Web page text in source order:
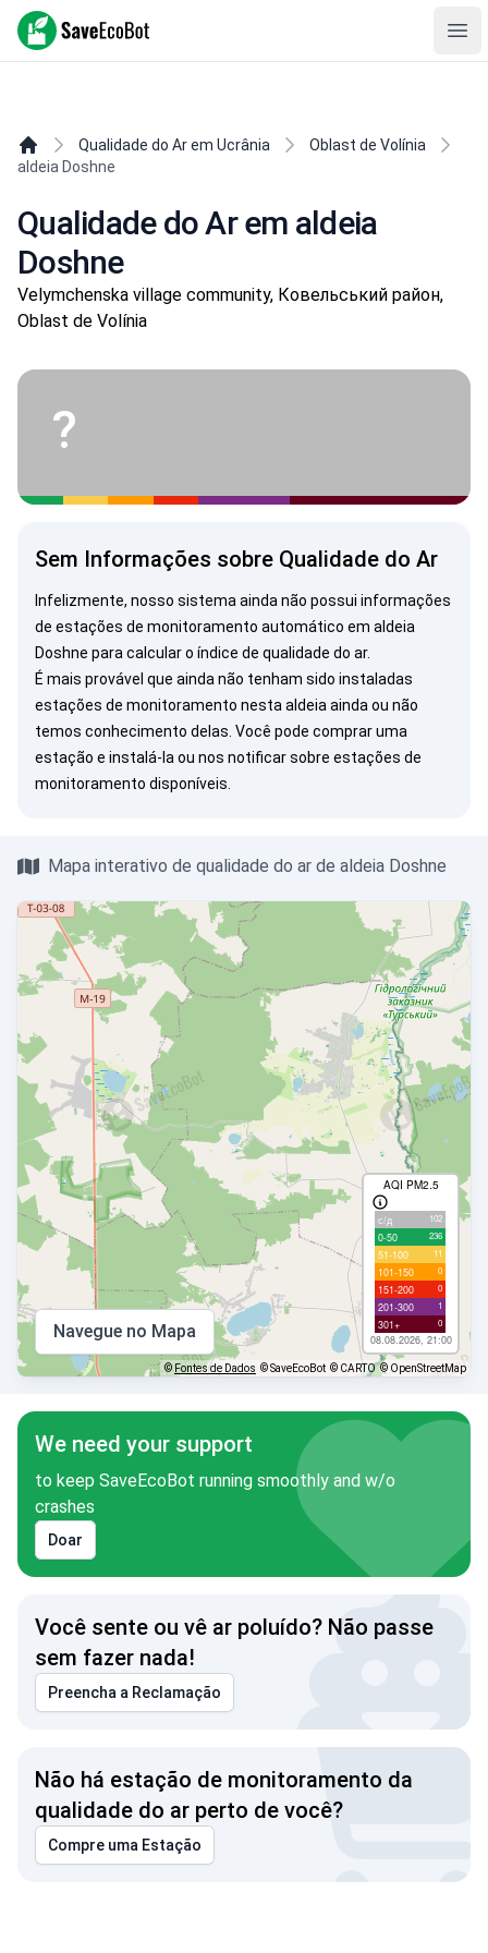
SaveEcoBot
Qualidade do Ar em Ucrânia
Oblast de Volínia
aldeia Doshne
Qualidade do Ar em aldeia
Doshne
Velymchenska village community, Ковельський район,
Oblast de Volínia
?
Sem Informações sobre Qualidade do Ar
Infelizmente, nosso sistema ainda não possui informações
de estações de monitoramento automático em aldeia
Doshne para calcular o índice de qualidade do ar.
É mais provável que ainda não tenham sido instaladas
estações de monitoramento nesta aldeia ainda ou não
temos conhecimento delas. Você pode comprar uma
estação e instalá-la ou nos notificarsobre estações de
monitoramento disponíveis.
Mapa interativo de qualidade do ar de aldeia Doshne
AQI PM2.5
с/д 102
0-50 236
51-100 11
101-150 0
151-200 0
201-300 1
301+ 0
08.08.2026, 21:00
Navegue no Mapa
© Fontes de Dados © SaveEcoBot © CARTO © OpenStreetMap
We need your support
to keep SaveEcoBot running smoothly and w/o
crashes
Doar
Você sente ou vê ar poluído? Não passe
sem fazer nada!
Preencha a Reclamação
Não há estação de monitoramento da
qualidade do ar perto de você?
Compre uma Estação